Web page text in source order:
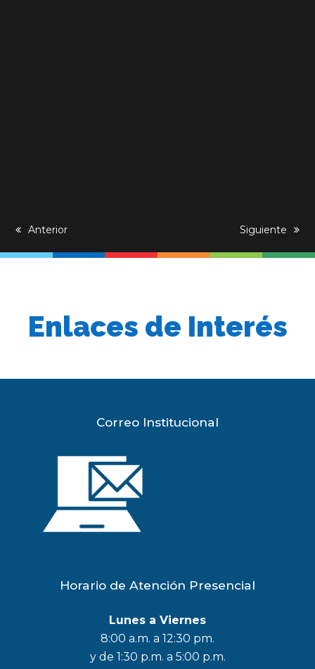
previous
Anterior
next
Siguiente
Enlaces de Interés
Correo Institucional
Horario de Atención Presencial
Lunes a Viernes
8:00 a.m. a 12:30 pm.
y de 1:30 p.m. a 5:00 p.m.